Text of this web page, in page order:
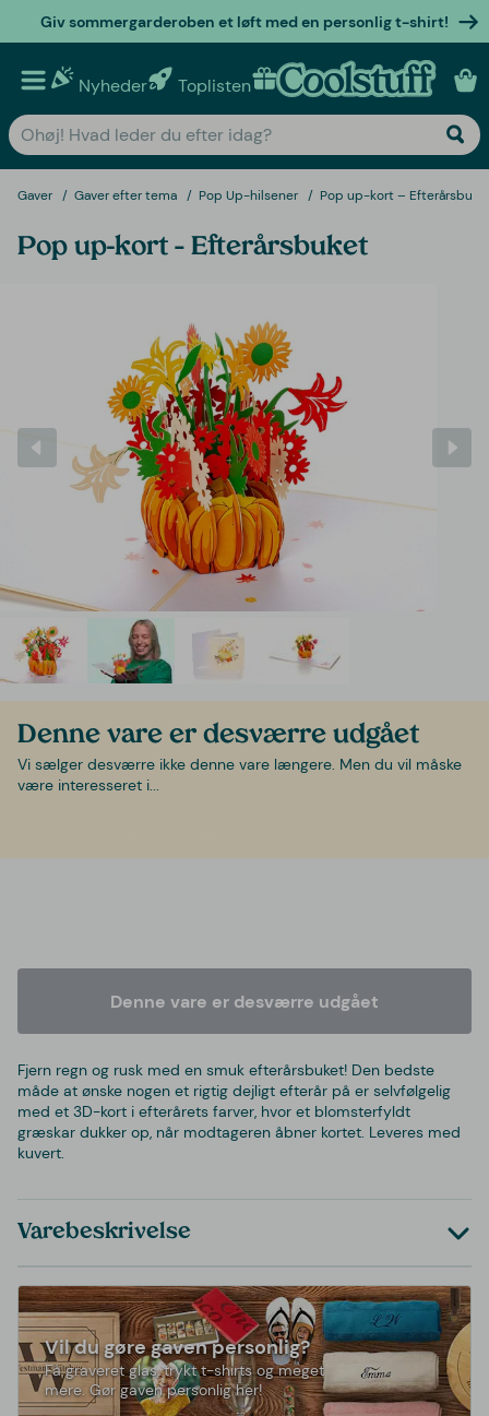
Giv sommergarderoben et løft med en personlig t-shirt!
Nyheder Toplisten Personlige gaver
Gaver Gaver efter tema Pop Up-hilsener Pop up-kort –
Pop up-kort – Efterårsbuket
Denne vare er desværre udgået
Vi sælger desværre ikke denne vare længere. Men du vil måske
være interesseret i...
Denne vare er desværre udgået
Fjern regn og rusk med en smuk efterårsbuket! Den bedste
måde at ønske nogen et rigtig dejligt efterår på er selvfølgelig
med et 3D-kort i efterårets farver, hvor et blomsterfyldt
græskar dukker op, når modtageren åbner kortet. Leveres med
kuvert.
Varebeskrivelse
Vil du gøre gaven personlig?
Få graveret glas, trykt t-shirts og meget
mere. Gør gaven personlig her!